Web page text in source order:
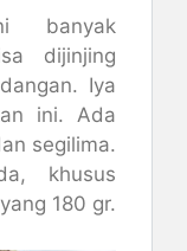
banyak
dijinjing
Iya
ini. Ada
segilima.
khusus
180 gr.